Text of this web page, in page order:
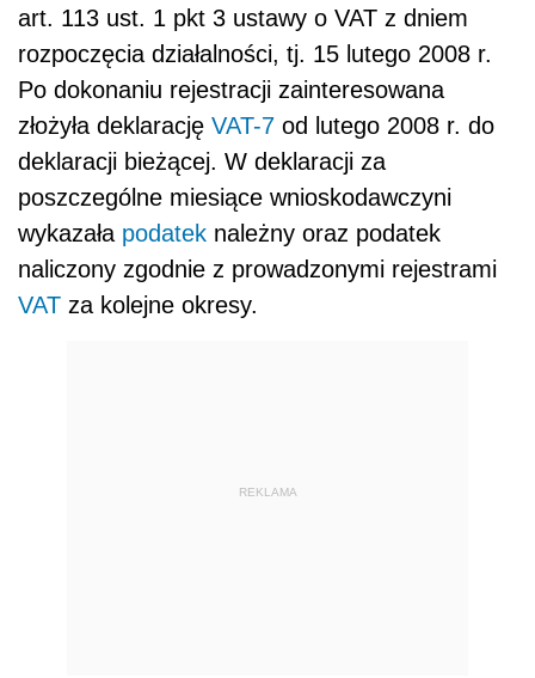
art. 113 ust. 1 pkt 3 ustawy o VAT z dniem
rozpoczęcia działalności, tj. 15 lutego 2008 r.
Po dokonaniu rejestracji zainteresowana
złożyła deklarację VAT-7 od lutego 2008 r. do
deklaracji bieżącej. W deklaracji za
poszczególne miesiące wnioskodawczyni
wykazała podatek należny oraz podatek
naliczony zgodnie z prowadzonymi rejestrami
VAT za kolejne okresy.
REKLAMA